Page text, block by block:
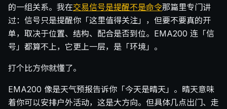
的一组关系。我在交易信号是提醒不是命令那篇里专门讲
过：信号只是提醒你「这里值得关注」，但要不要真的开
单，取决于位置、结构、配合是否到位。EMA200 连「信
号」都算不上，它更上一层，是「环境」。
打个比方你就懂了。
EMA200 像是天气预报告诉你「今天是晴天」。晴天意味
着你可以安排户外活动，这是大方向。但具体几点出门、走